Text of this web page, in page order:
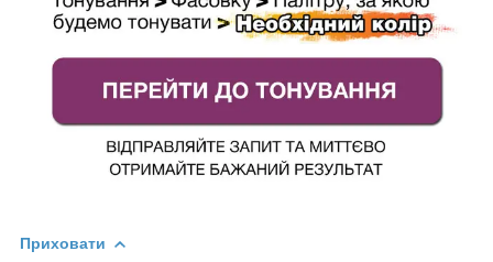
Приховати